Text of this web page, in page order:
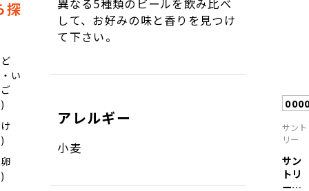
探
い
して、お好みの味と香りを見つけ
て下さい。
アレルギー
小麦
330ｍ
ｌ×2
サント
リー
サン
トリ
ー生